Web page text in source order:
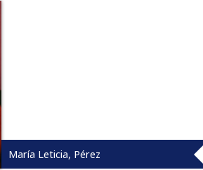
María Leticia, Pérez